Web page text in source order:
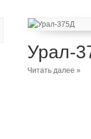
Урал-
Читать далее »